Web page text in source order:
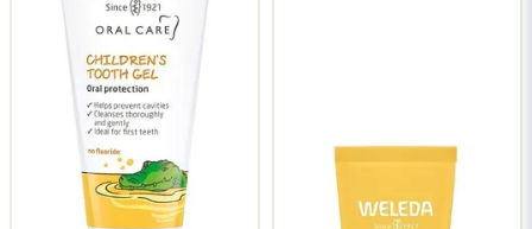
Mejladress
Ja, ni får publicera min fråga